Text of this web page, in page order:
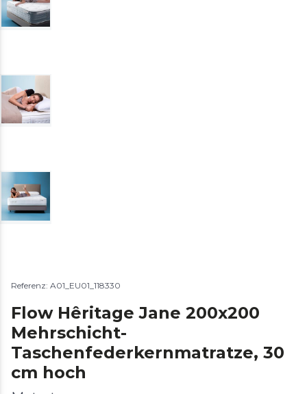
Referenz: A01_EU01_118330
Flow Hêritage Jane 200x200
Mehrschicht-
Taschenfederkernmatratze, 30
cm hoch